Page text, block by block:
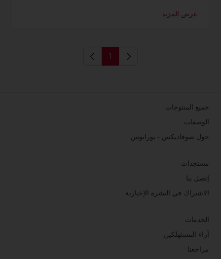
عرض المزيد
1
جميع المنتوجات
الوصفات
حول صوفاديكس - بوراتوس
مستجدات
إتصل بنا
الاشتراك في النشرة الإخبارية
الخدمات
آراء المستهلكين
مراجعنا